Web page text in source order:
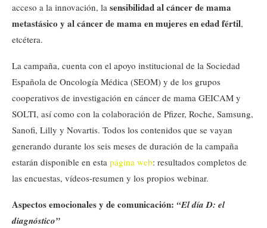
acceso a la innovación, la sensibilidad al cáncer de mama
metastásico y al cáncer de mama en mujeres en edad fértil,
etcétera.
La campaña, cuenta con el apoyo institucional de la Sociedad
Española de Oncología Médica (SEOM) y de los grupos
cooperativos de investigación en cáncer de mama GEICAM y
SOLTI, así como con la colaboración de Pfizer, Roche, Samsung,
Sanofi, Lilly y Novartis. Todos los contenidos que se vayan
generando durante los seis meses de duración de la campaña
estarán disponible en esta página web: resultados completos de
las encuestas, vídeos-resumen y los propios webinar.
Aspectos emocionales y de comunicación: “El día D: el
diagnóstico”